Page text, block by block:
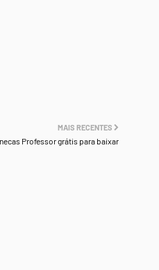
MAIS RECENTES
Professor grátis para baixar